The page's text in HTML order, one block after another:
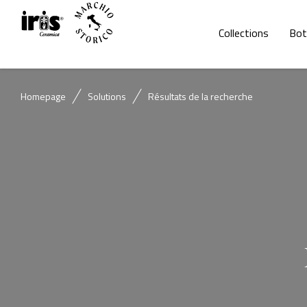
Collections
Homepage Solutions Résultats de la recherche